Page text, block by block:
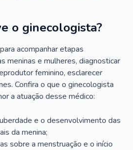
o ginecologista?
acompanhar etapas
meninas e mulheres, diagnosticar
feminino, esclarecer
Confira o que o ginecologista
a atuação desse médico:
e o desenvolvimento das
da menina;
sobre a menstruação e o início